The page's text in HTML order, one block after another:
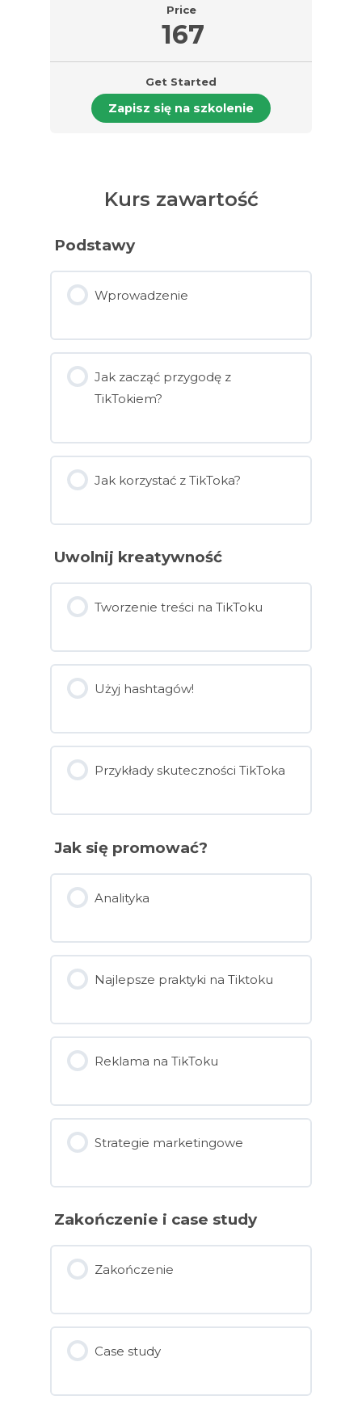
Price
167
Get Started
Zapisz się na szkolenie
Kurs zawartość
Podstawy
Wprowadzenie
Jak zacząć przygodę z
TikTokiem?
Jak korzystać z TikToka?
Uwolnij kreatywność
Tworzenie treści na TikToku
Użyj hashtagów!
Przykłady skuteczności TikToka
Jak się promować?
Analityka
Najlepsze praktyki na Tiktoku
Reklama na TikToku
Strategie marketingowe
Zakończenie i case study
Zakończenie
Case study